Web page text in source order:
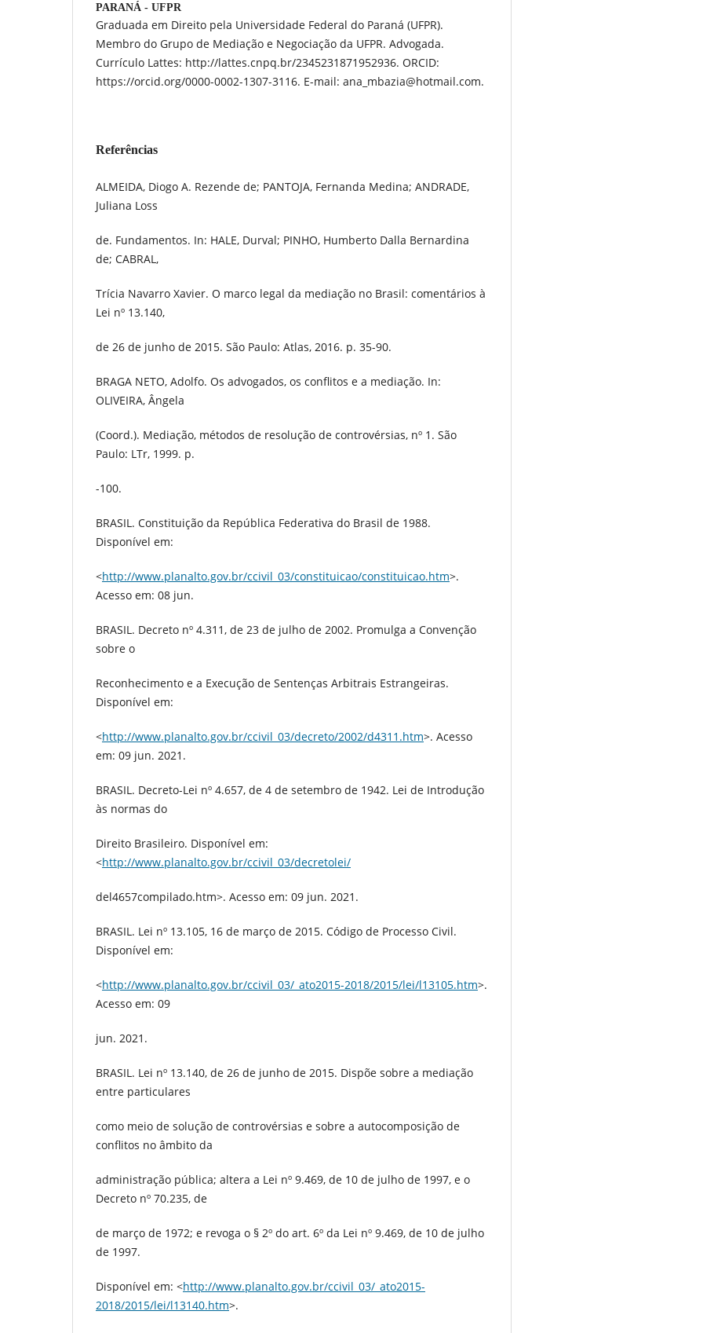
PARANÁ - UFPR
Graduada em Direito pela Universidade Federal do Paraná (UFPR).
Membro do Grupo de Mediação e Negociação da UFPR. Advogada.
Currículo Lattes: http://lattes.cnpq.br/2345231871952936. ORCID:
https://orcid.org/0000-0002-1307-3116. E-mail: ana_mbazia@hotmail.com.
Referências
ALMEIDA, Diogo A. Rezende de; PANTOJA, Fernanda Medina; ANDRADE,
Juliana Loss
de. Fundamentos. In: HALE, Durval; PINHO, Humberto Dalla Bernardina
de; CABRAL,
Trícia Navarro Xavier. O marco legal da mediação no Brasil: comentários à
Lei nº 13.140,
de 26 de junho de 2015. São Paulo: Atlas, 2016. p. 35-90.
BRAGA NETO, Adolfo. Os advogados, os conflitos e a mediação. In:
OLIVEIRA, Ângela
(Coord.). Mediação, métodos de resolução de controvérsias, nº 1. São
Paulo: LTr, 1999. p.
-100.
BRASIL. Constituição da República Federativa do Brasil de 1988.
Disponível em:
<http://www.planalto.gov.br/ccivil_03/constituicao/constituicao.htm>.
Acesso em: 08 jun.
BRASIL. Decreto nº 4.311, de 23 de julho de 2002. Promulga a Convenção
sobre o
Reconhecimento e a Execução de Sentenças Arbitrais Estrangeiras.
Disponível em:
<http://www.planalto.gov.br/ccivil_03/decreto/2002/d4311.htm>. Acesso
em: 09 jun. 2021.
BRASIL. Decreto-Lei nº 4.657, de 4 de setembro de 1942. Lei de Introdução
às normas do
Direito Brasileiro. Disponível em:
<http://www.planalto.gov.br/ccivil_03/decretolei/
del4657compilado.htm>. Acesso em: 09 jun. 2021.
BRASIL. Lei nº 13.105, 16 de março de 2015. Código de Processo Civil.
Disponível em:
<http://www.planalto.gov.br/ccivil_03/_ato2015-2018/2015/lei/l13105.htm>.
Acesso em: 09
jun. 2021.
BRASIL. Lei nº 13.140, de 26 de junho de 2015. Dispõe sobre a mediação
entre particulares
como meio de solução de controvérsias e sobre a autocomposição de
conflitos no âmbito da
administração pública; altera a Lei nº 9.469, de 10 de julho de 1997, e o
Decreto nº 70.235, de
de março de 1972; e revoga o § 2º do art. 6º da Lei nº 9.469, de 10 de julho
de 1997.
Disponível em: <http://www.planalto.gov.br/ccivil_03/_ato2015-
2018/2015/lei/l13140.htm>.